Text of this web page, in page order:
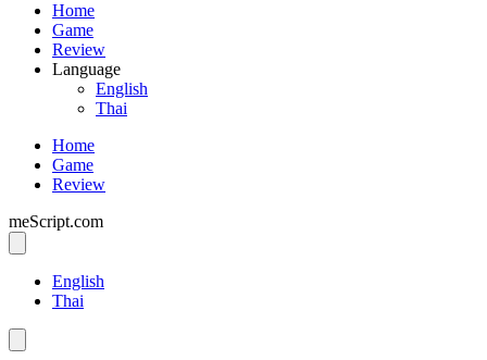
Home
Game
Review
Language
English
Thai
Home
Game
Review
meScript.com
English
Thai